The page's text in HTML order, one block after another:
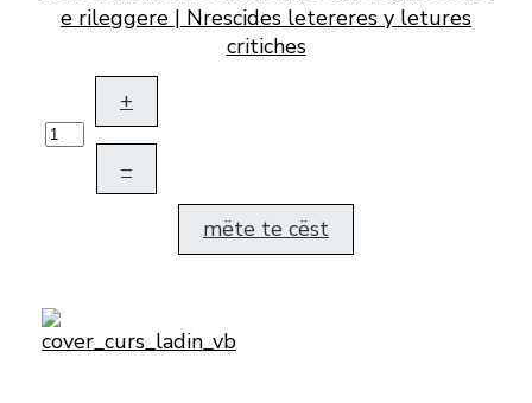
e rileggere | Nrescides letereres y letures
critiches
+
–
mëte te cëst